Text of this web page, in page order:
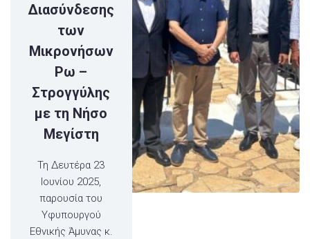
Διασύνδεσης
των
Μικρονήσων
Ρω –
Στρογγύλης
με τη Νήσο
Μεγίστη
Τη Δευτέρα 23
Ιουνίου 2025,
παρουσία του
Υφυπουργού
Εθνικής Άμυνας κ.